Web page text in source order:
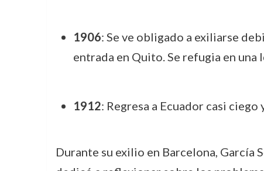
1906: Se ve obligado a exiliarse
entrada en Quito. Se refugia en una
1912: Regresa a Ecuador casi
Durante su exilio en Barcelona, García